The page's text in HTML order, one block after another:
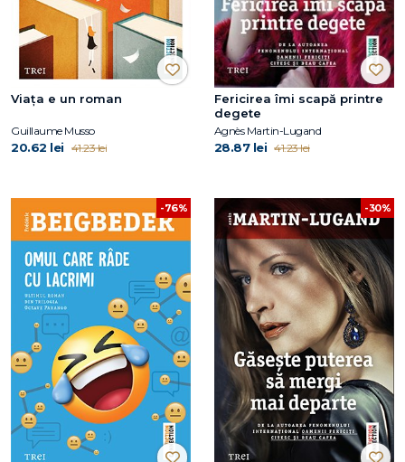
Viața e un roman
Guillaume Musso
20.62 lei 41.23 lei
Fericirea îmi scapă printre
degete
Agnès Martin-Lugand
28.87 lei 41.23 lei
-76% -30%